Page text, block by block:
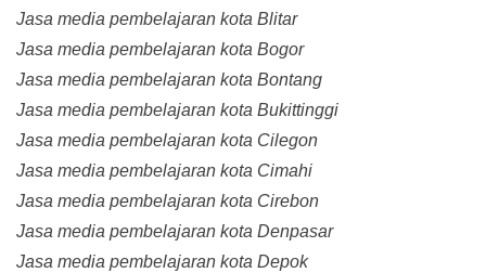
Jasa media pembelajaran kota Blitar
Jasa media pembelajaran kota Bogor
Jasa media pembelajaran kota Bontang
Jasa media pembelajaran kota Bukittinggi
Jasa media pembelajaran kota Cilegon
Jasa media pembelajaran kota Cimahi
Jasa media pembelajaran kota Cirebon
Jasa media pembelajaran kota Denpasar
Jasa media pembelajaran kota Depok